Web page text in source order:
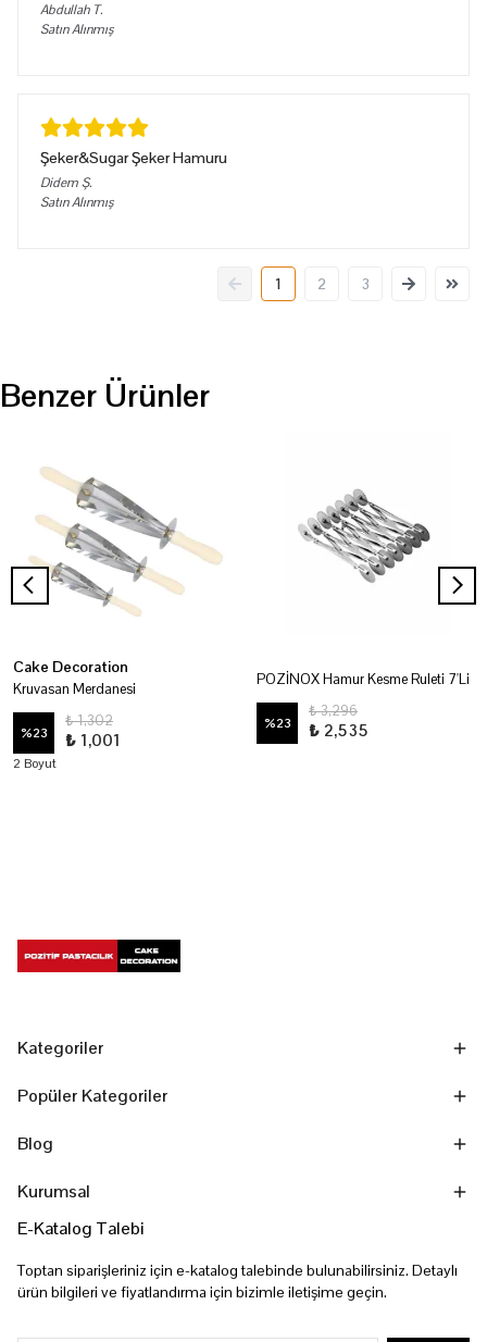
Abdullah T.
Satın Alınmış
Şeker&Sugar Şeker Hamuru
Didem Ş.
Satın Alınmış
1 2 3
Benzer Ürünler
Cake Decoration
Kruvasan Merdanesi
%23
₺ 1,302
₺ 1,001
2 Boyut
POZİNOX Hamur Kesme Ruleti 7'Li
%23
₺ 3,296
₺ 2,535
Kategoriler
Popüler Kategoriler
Blog
Kurumsal
E-Katalog Talebi
Toptan siparişleriniz için e-katalog talebinde bulunabilirsiniz. Detaylı
ürün bilgileri ve fiyatlandırma için bizimle iletişime geçin.